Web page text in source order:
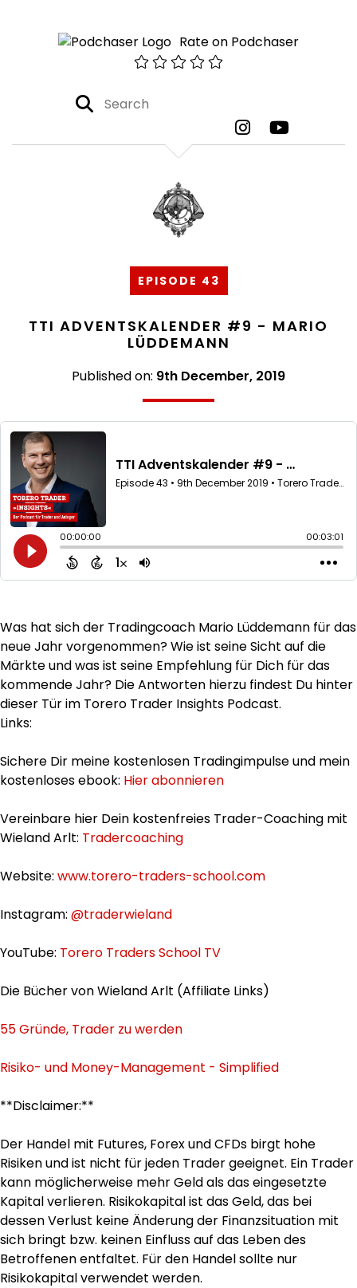
Rate on Podchaser
EPISODE 43
TTI ADVENTSKALENDER #9 - MARIO
LÜDDEMANN
Published on: 9th December, 2019
Was hat sich der Tradingcoach Mario Lüddemann für das
neue Jahr vorgenommen? Wie ist seine Sicht auf die
Märkte und was ist seine Empfehlung für Dich für das
kommende Jahr? Die Antworten hierzu findest Du hinter
dieser Tür im Torero Trader Insights Podcast.
Links:
Sichere Dir meine kostenlosen Tradingimpulse und mein
kostenloses ebook: Hier abonnieren
Vereinbare hier Dein kostenfreies Trader-Coaching mit
Wieland Arlt: Tradercoaching
Website: www.torero-traders-school.com
Instagram: @traderwieland
YouTube: Torero Traders School TV
Die Bücher von Wieland Arlt (Affiliate Links)
55 Gründe, Trader zu werden
Risiko- und Money-Management - Simplified
**Disclaimer:**
Der Handel mit Futures, Forex und CFDs birgt hohe
Risiken und ist nicht für jeden Trader geeignet. Ein Trader
kann möglicherweise mehr Geld als das eingesetzte
Kapital verlieren. Risikokapital ist das Geld, das bei
dessen Verlust keine Änderung der Finanzsituation mit
sich bringt bzw. keinen Einfluss auf das Leben des
Betroffenen entfaltet. Für den Handel sollte nur
Risikokapital verwendet werden.